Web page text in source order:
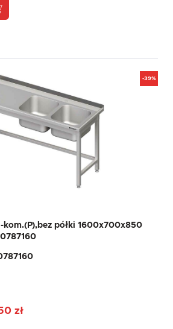
-39%
kom.(P),bez półki 1600x700x850
zł